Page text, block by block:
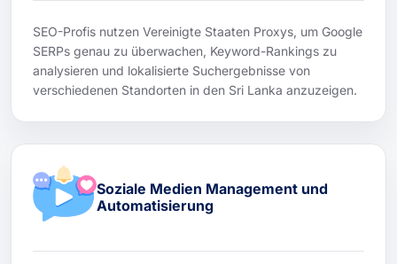
SEO-Profis nutzen Vereinigte Staaten Proxys, um Google
SERPs genau zu überwachen, Keyword-Rankings zu
analysieren und lokalisierte Suchergebnisse von
verschiedenen Standorten in den Sri Lanka anzuzeigen.
Soziale Medien Management und
Automatisierung